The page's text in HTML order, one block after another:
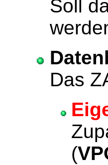
Soll
Das
(